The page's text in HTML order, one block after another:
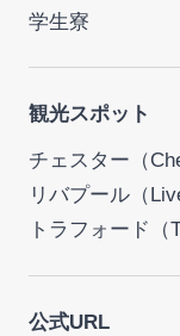
学生寮
観光スポット
チェスター（
リバプール（
トラフォード（
公式URL